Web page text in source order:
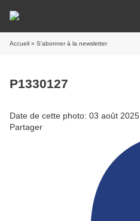
Accueil » S'abonner à la newsletter
P1330127
Date de cette photo: 03 août 2025
Partager